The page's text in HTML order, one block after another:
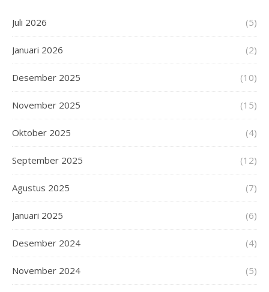
Juli 2026 (5)
Januari 2026 (2)
Desember 2025 (10)
November 2025 (15)
Oktober 2025 (4)
September 2025 (12)
Agustus 2025 (7)
Januari 2025 (6)
Desember 2024 (4)
November 2024 (5)